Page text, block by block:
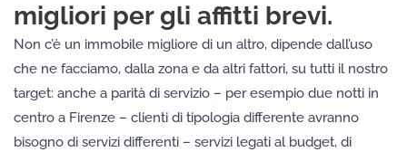
migliori per gli affitti brevi.
Non c’è un immobile migliore di un altro, dipende dall’uso
che ne facciamo, dalla zona e da altri fattori, su tutti il nostro
target: anche a parità di servizio – per esempio due notti in
centro a Firenze – clienti di tipologia differente avranno
bisogno di servizi differenti – servizi legati al budget, di